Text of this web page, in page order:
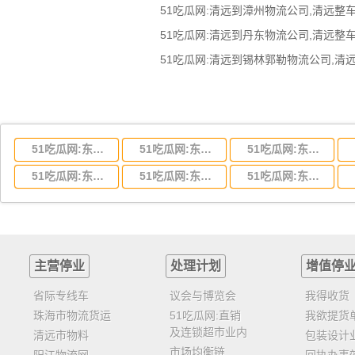
51吃瓜网:东莞到湖北省物流专线,东莞到湖北省物流公司 51吃瓜网:东莞到河南省物流专线,东莞到河南省物流公司 51吃瓜网:东莞到湖南省物流专线,东莞到湖南省物流公司
51吃瓜网:东莞到云南省物流运输,东莞到云南省物流公司 51吃瓜网:东莞到江西省物流专线,东莞到江西省物流公司 51吃瓜网:东莞到安徽省物流专线,东莞到安徽省物流公司
主营停业
省际专线车
珠海市物流货运
清远市物料
处理计划
议会与博览会
51吃瓜网:直销
及连锁超市业内
市场均衡链
增值停
我得收货
我欲提货
包装设计